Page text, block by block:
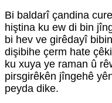
Bi baldarî çandina
hiştina ku ew di bin
bi hev ve girêdayî
dişibihe çerm hate
ku xuya ye raman û
pirsgirêkên jîngehê
peyda dike.